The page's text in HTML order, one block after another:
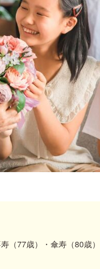
（77歳）・傘寿（80歳